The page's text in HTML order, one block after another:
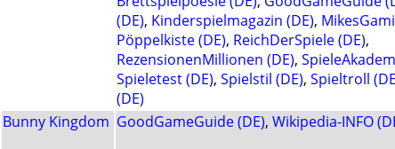
(DE), Kinderspielmagazin (DE),
Pöppelkiste (DE), ReichDerSpiele (DE),
RezensionenMillionen (DE),
Spieletest (DE), Spielstil (DE), Spieltroll
(DE)
Bunny Kingdom GoodGameGuide (DE), Wikipedia-INFO